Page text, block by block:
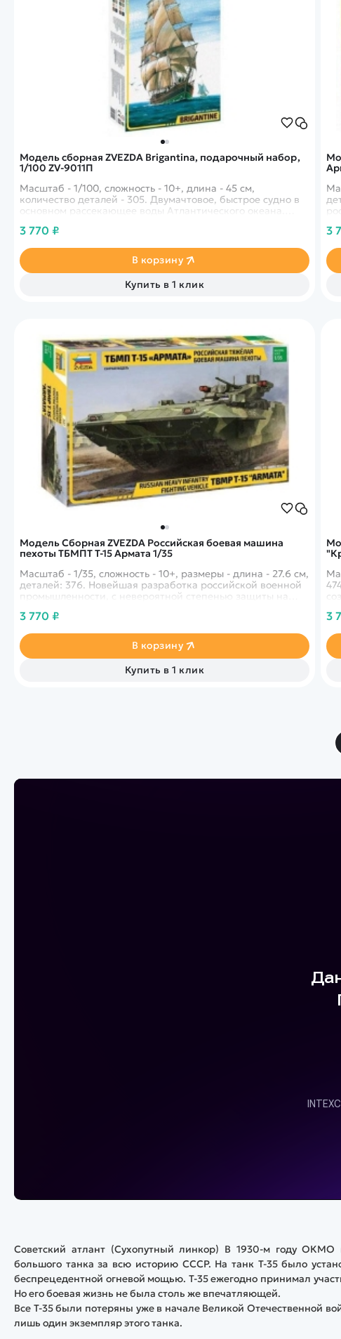
Модель сборная ZVEZDA Brigantina, подарочный набор,
1/100 ZV-9011П
Масштаб - 1/100, сложность - 10+, длина - 45 см,
количество деталей - 305. Двумачтовое, быстрое судно в
основном рассекающее воды Атлантического океана.
пиратами!
3 770 ₽
В корзину
Купить в 1 клик
3
Модель Сборная ZVEZDA Российская боевая машина
пехоты ТБМПТ Т-15 Армата 1/35
Масштаб - 1/35, сложность - 10+, размеры - длина - 27.6 см,
деталей: 376. Новейшая разработка российской военной
промышленности, с невероятной степенью защиты на
3 770 ₽
В корзину
Купить в 1 клик
3
Советский атлант (Сухопутный линкор) В 1930-м году ОКМО
большого танка за всю историю СССР. На танк Т-35 было
беспрецедентной огневой мощью. Т-35 ежегодно принимал
Но его боевая жизнь не была столь же впечатляющей.
Все Т-35 были потеряны уже в начале Великой Отечественной
лишь один экземпляр этого танка.